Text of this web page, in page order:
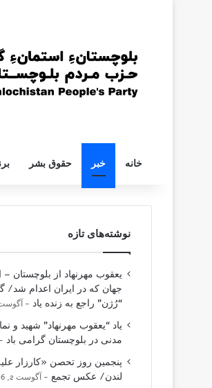
خانه خبر حقوق بشر
نوشته‌های تازه
یعقوب مهرنهاد از بلوچستان –
جهان که در ایران اعدام شد/
“رُژن” راجع به زنده یاد
آگوست 4,
یاد “یعقوب مهرنهاد” شهید و
مدنی در بلوچستان گرامی باد
پنجمین روز تحصن «کارزار
لندن/ عکس تجمع
آگوست 2, 2026